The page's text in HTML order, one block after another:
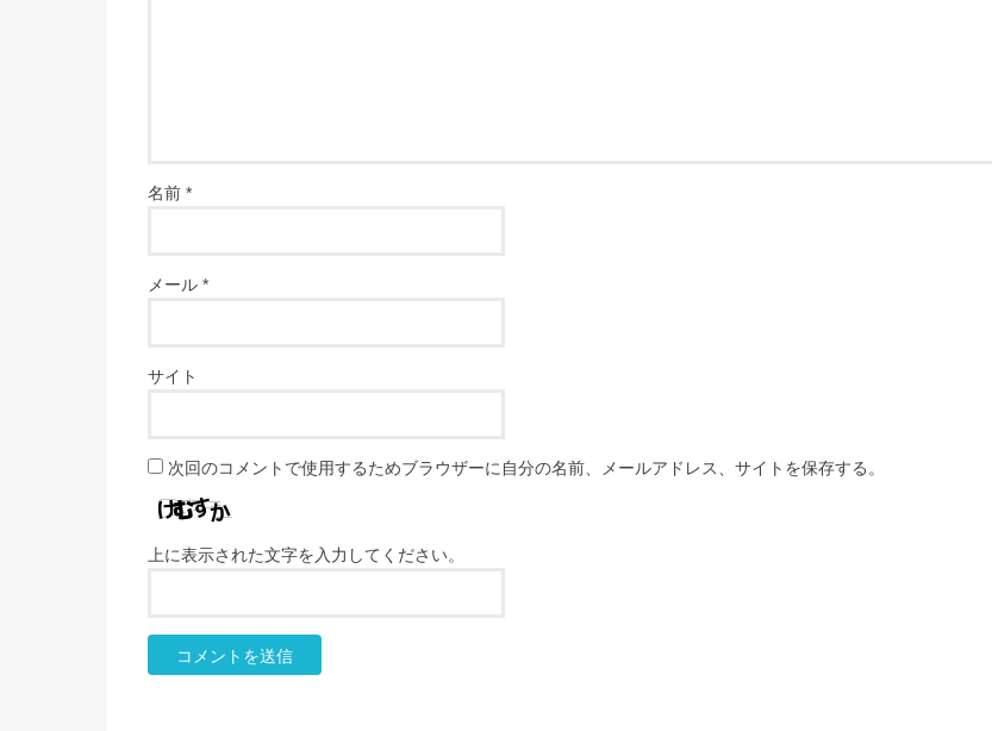
名前 *
メール *
サイト
次回のコメントで使用するためブラウザーに自分の名前、メールアドレス、サイトを保存する。
上に表示された文字を入力してください。